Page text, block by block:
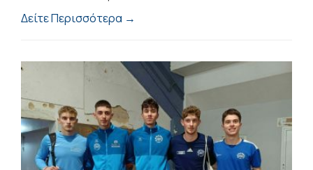
Δείτε Περισσότερα →